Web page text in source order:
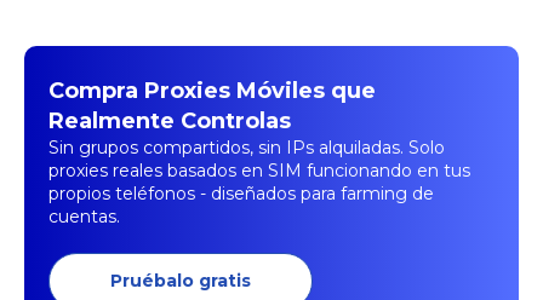
Compra Proxies Móviles que
Realmente Controlas
Sin grupos compartidos, sin IPs alquiladas. Solo
proxies reales basados en SIM funcionando en tus
propios teléfonos - diseñados para farming de
cuentas.
Pruébalo gratis